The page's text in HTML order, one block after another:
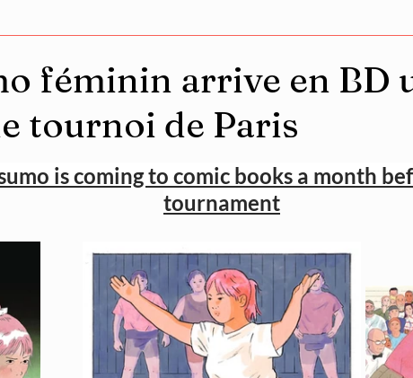
féminin arrive en BD
tournoi de Paris
sur 5.
is coming to comic books a month
tournament